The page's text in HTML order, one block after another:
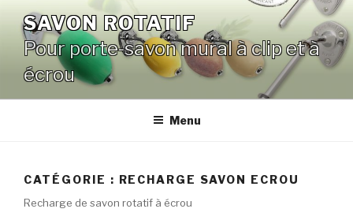
contenu
principal
SAVON ROTATIF
Pour porte-savon mural à clip et à
écrou
Menu
CATÉGORIE : RECHARGE SAVON ECROU
Recharge de savon rotatif à écrou